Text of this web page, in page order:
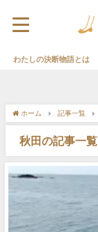
わたしの決断物語とは
ホーム 記事一覧
秋田の記事一覧